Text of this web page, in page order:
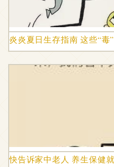
炎炎夏日生存指南 这些“毒
快告诉家中老人 养生保健